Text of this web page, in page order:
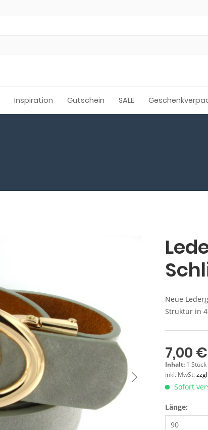
Inspiration Gutschein SALE
Neue
Struktur in
7,00
Inhalt: 1 Stück
inkl. MwSt.
Sofort
Länge: